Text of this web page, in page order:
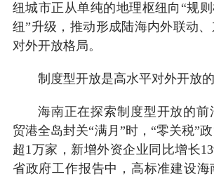
纽城市正从单纯的地理枢纽向“规
纽”升级，推动形成陆海内外联动
对外开放格局。
制度型开放是高水平对外开放的
海南正在探索制度型开放的前
贸港全岛封关“满月”时，“零关税”
超1万家，新增外资企业同比增长
省政府工作报告中，高标准建设海